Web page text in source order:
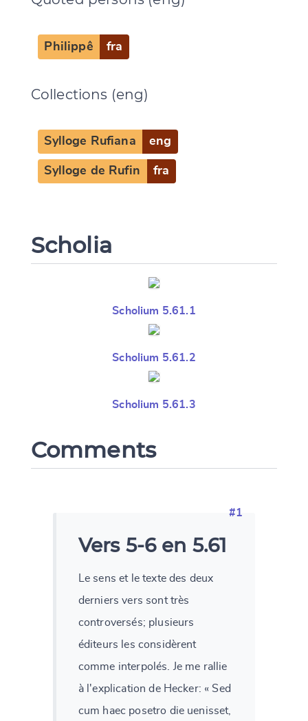
Philippê fra
Collections (eng)
Sylloge Rufiana eng
Sylloge de Rufin fra
Scholia
Scholium 5.61.1
Scholium 5.61.2
Scholium 5.61.3
Comments
#1
Vers 5-6 en 5.61
Le sens et le texte des deux
derniers vers sont très
controversés; plusieurs
éditeurs les considèrent
comme interpolés. Je me rallie
à l'explication de Hecker: « Sed
cum haec posetro die uenisset,